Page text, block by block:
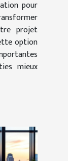
pour
projet
option
mieux